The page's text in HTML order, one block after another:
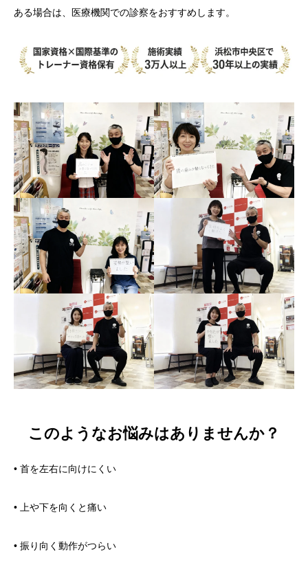
ある場合は、医療機関での診察をおすすめします。
このようなお悩みはありませんか？
• 首を左右に向けにくい
• 上や下を向くと痛い
• 振り向く動作がつらい